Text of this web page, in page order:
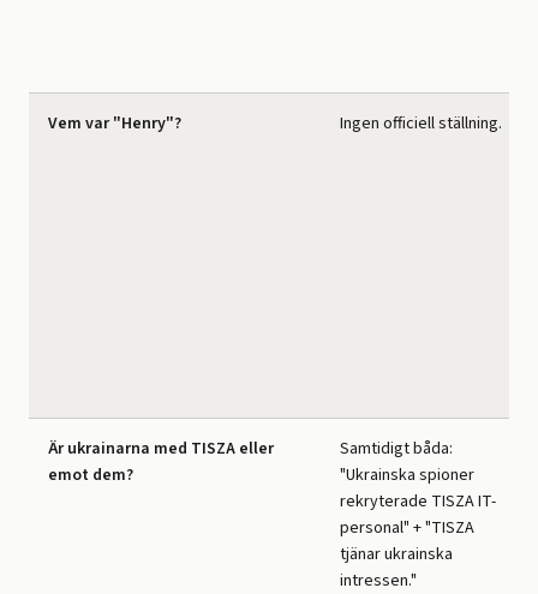
Vem var "Henry"? Ingen officiell ställning.
Är ukrainarna med TISZA eller
emot dem?
Samtidigt båda:
"Ukrainska spioner
rekryterade TISZA IT-
personal" + "TISZA
tjänar ukrainska
intressen."